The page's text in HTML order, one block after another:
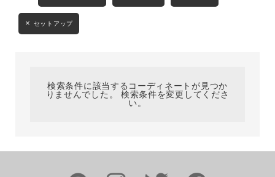
MENS LADIES KIDS
ブランド
セットアップ
検索条件に該当するコーディネートが見つか
りませんでした。 検索条件を変更してくださ
い。